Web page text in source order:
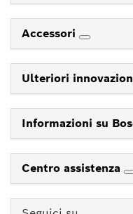
Accessori
Ulteriori
Informazioni su
Centro assistenza